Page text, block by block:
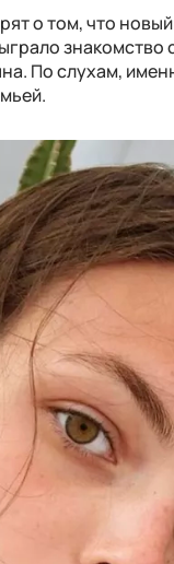
о том, что
знакомство
По слухам,